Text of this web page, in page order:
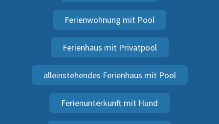
Ferienwohnung mit Pool
Ferienhaus mit Privatpool
alleinstehendes Ferienhaus mit Pool
Ferienunterkunft mit Hund